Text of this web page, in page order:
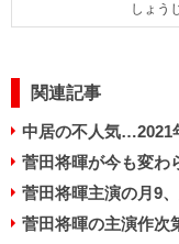
しょう
関連記事
中居の不人気…2021
菅田将暉が今も変わ
菅田将暉主演の月9
菅田将暉の主演作次